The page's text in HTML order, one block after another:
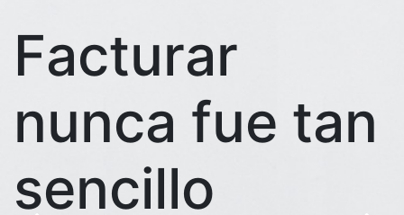
Facturar
nunca fue tan
sencillo